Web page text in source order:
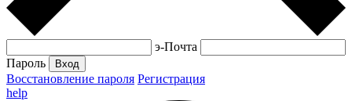
э-Почта
Пароль
Вход
Восстановление пароля Регистрация
help